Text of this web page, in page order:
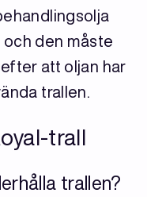
den måste
att oljan har
trallen.
trall
trallen?